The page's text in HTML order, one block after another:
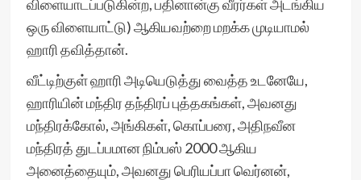
விளையாடப்படுகின்ற, பதினான்கு வீரர்கள் அடங்கிய
ஒரு விளையாட்டு) ஆகியவற்றை மறக்க முடியாமல்
ஹாரி தவித்தான்.
வீட்டிற்குள் ஹாரி அடியெடுத்து வைத்த உடனேயே,
ஹாரியின் மந்திர தந்திரப் புத்தகங்கள், அவனது
மந்திரக்கோல், அங்கிகள், கொப்பரை, அதிநவீன
மந்திரத் துடப்பமான நிம்பஸ் 2000 ஆகிய
அனைத்தையும், அவனது பெரியப்பா வெர்னன்,